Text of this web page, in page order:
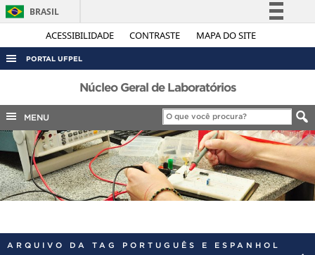
ACESSIBILIDADE CONTRASTE MAPA DO SITE
BRASIL
Simplifique!
Legislação
Canais
PORTAL UFPEL
ACESSO À INFORMAÇÃO
AUDITORIA
COBALTO
CONCURSOS
EDITAIS
INTERNACIONAL
PORTARIAS
Núcleo Geral de Laboratórios
MENU
ARQUIVO DA TAG PORTUGUÊS E ESPANHOL